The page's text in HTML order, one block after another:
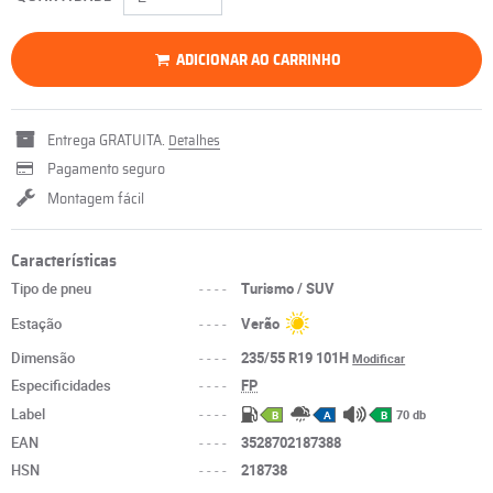
ADICIONAR AO CARRINHO
Entrega GRATUITA. Detalhes
Pagamento seguro
Montagem fácil
Características
Tipo de pneu ----
Turismo / SUV
Estação
----
Verão
Dimensão
---- 235/55 R19 101HModificar
Especificidades ----
FP
Label
---- B A B 70 db
EAN ----
3528702187388
HSN
---- 218738